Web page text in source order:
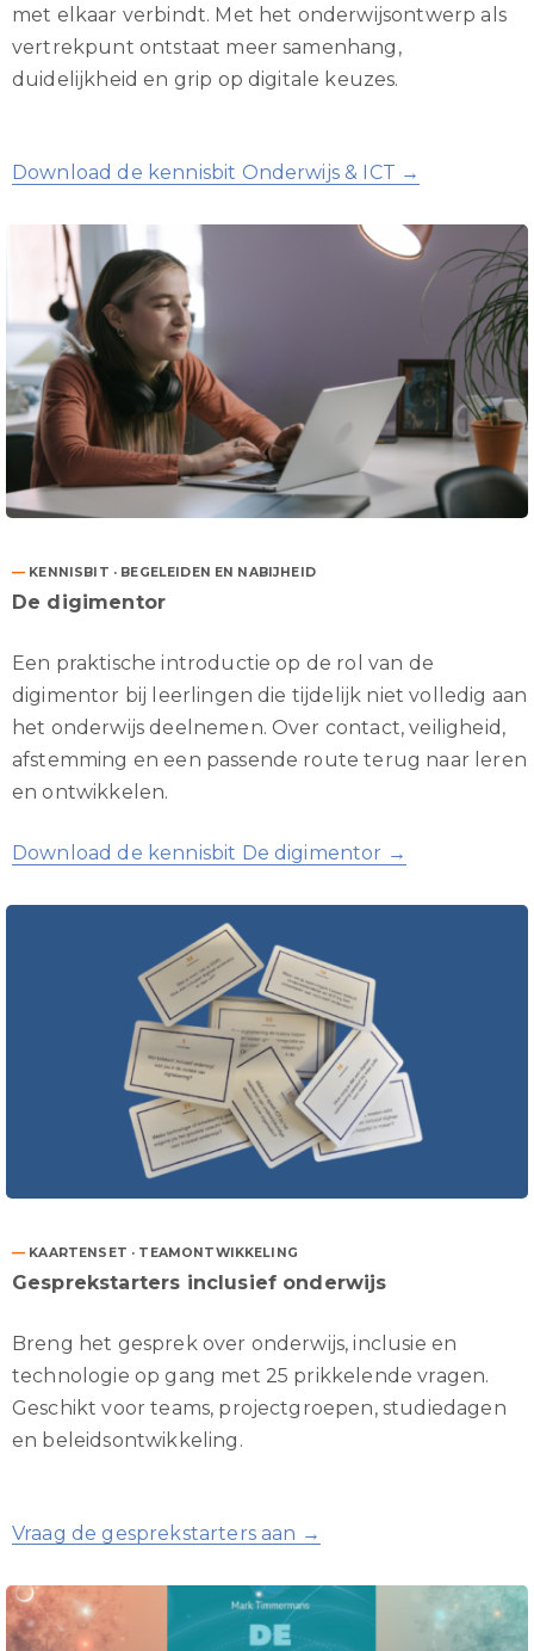
met elkaar verbindt. Met het onderwijsontwerp als
vertrekpunt ontstaat meer samenhang,
duidelijkheid en grip op digitale keuzes.
Download de kennisbit Onderwijs & ICT →
— KENNISBIT · BEGELEIDEN EN NABIJHEID
De digimentor
Een praktische introductie op de rol van de
digimentor bij leerlingen die tijdelijk niet volledig aan
het onderwijs deelnemen. Over contact, veiligheid,
afstemming en een passende route terug naar leren
en ontwikkelen.
Download de kennisbit De digimentor →
— KAARTENSET · TEAMONTWIKKELING
Gesprekstarters inclusief onderwijs
Breng het gesprek over onderwijs, inclusie en
technologie op gang met 25 prikkelende vragen.
Geschikt voor teams, projectgroepen, studiedagen
en beleidsontwikkeling.
Vraag de gesprekstarters aan →